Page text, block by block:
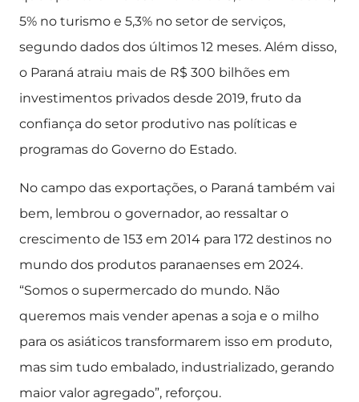
5% no turismo e 5,3% no setor de serviços,
segundo dados dos últimos 12 meses. Além disso,
o Paraná atraiu mais de R$ 300 bilhões em
investimentos privados desde 2019, fruto da
confiança do setor produtivo nas políticas e
programas do Governo do Estado.
No campo das exportações, o Paraná também vai
bem, lembrou o governador, ao ressaltar o
crescimento de 153 em 2014 para 172 destinos no
mundo dos produtos paranaenses em 2024.
“Somos o supermercado do mundo. Não
queremos mais vender apenas a soja e o milho
para os asiáticos transformarem isso em produto,
mas sim tudo embalado, industrializado, gerando
maior valor agregado”, reforçou.